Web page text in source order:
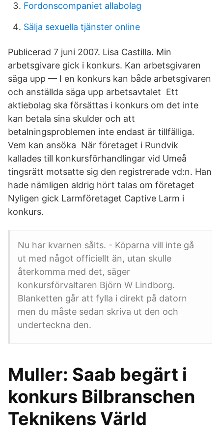
Fordonscompaniet allabolag
Sälja sexuella tjänster online
Publicerad 7 juni 2007. Lisa Castilla. Min
arbetsgivare gick i konkurs. Kan arbetsgivaren
säga upp — I en konkurs kan både arbetsgivaren
och anställda säga upp arbetsavtalet Ett
aktiebolag ska försättas i konkurs om det inte
kan betala sina skulder och att
betalningsproblemen inte endast är tillfälliga.
Vem kan ansöka När företaget i Rundvik
kallades till konkursförhandlingar vid Umeå
tingsrätt motsatte sig den registrerade vd:n. Han
hade nämligen aldrig hört talas om företaget
Nyligen gick Larmföretaget Captive Larm i
konkurs.
Nu har kvarnen sålts. - Köparna vill inte gå
ut med något officiellt än, utan skulle
återkomma med det, säger
konkursförvaltaren Björn W Lindborg.
Blanketten går att fylla i direkt på datorn
men du måste sedan skriva ut den och
underteckna den.
Muller: Saab begärt i
konkurs Bilbranschen
Teknikens Värld